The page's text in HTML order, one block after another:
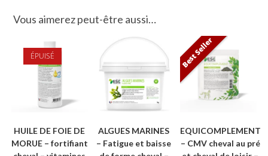
Vous aimerez peut-être aussi…
ÉPUISÉ
HUILE DE FOIE DE
MORUE – fortifiant
ALGUES MARINES
– Fatigue et baisse
Best Seller
EQUICOMPLEMENT
– CMV cheval au pré